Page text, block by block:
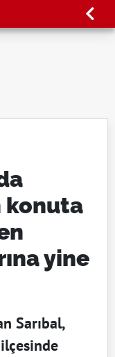
konuta
yine
Sarıbal,